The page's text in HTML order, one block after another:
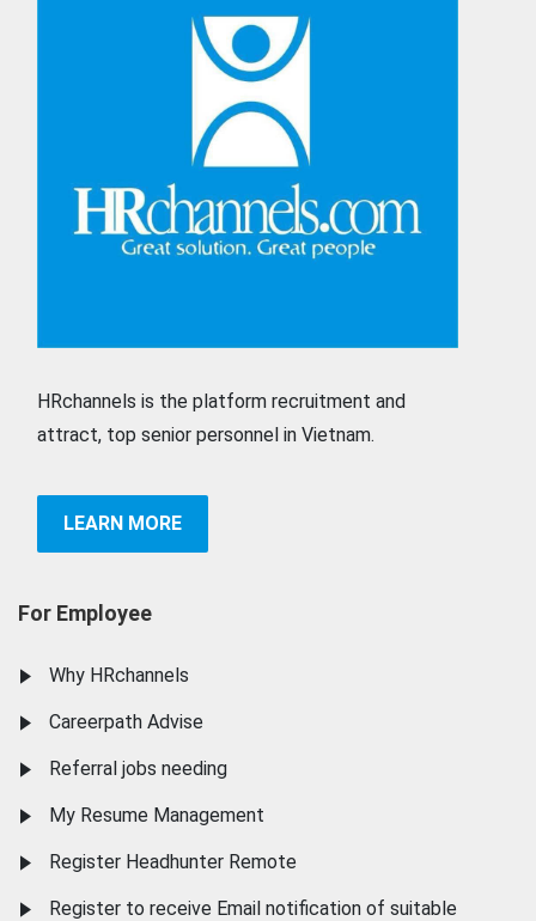
HRchannels is the platform recruitment and
attract, top senior personnel in Vietnam.
LEARN MORE
For Employee
Why HRchannels
Careerpath Advise
Referral jobs needing
My Resume Management
Register Headhunter Remote
Register to receive Email notification of suitable